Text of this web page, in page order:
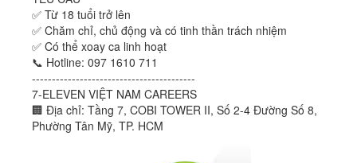
✅ Từ 18 tuổi trở lên
✅ Chăm chỉ, chủ động và có tinh thần trách nhiệm
✅ Có thể xoay ca linh hoạt
📞 Hotline: 097 1610 711
-----------------------------------------
7-ELEVEN VIỆT NAM CAREERS
🏢 Địa chỉ: Tầng 7, COBI TOWER II, Số 2-4 Đường Số 8,
Phường Tân Mỹ, TP. HCM